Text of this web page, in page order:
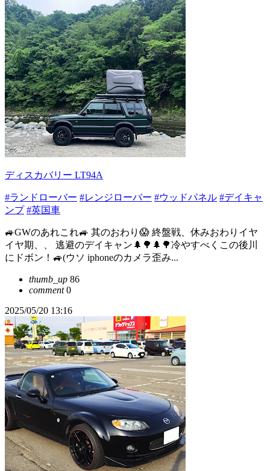
ディスカバリー LT94A
#ランドローバー #レンジローバー #ウッドパネル #デイキャ
ンプ #英国車
🚙GWのあれこれ🚙 其のおわり😱 終盤戦、休みおわりイヤ
イヤ期、、 逃避のデイキャン🌲🌳🌲🌳冷やすべくこの後川
にドボン！🚙(ウソ iphoneのカメラ歪み...
thumb_up 86
comment0
2025/05/20 13:16